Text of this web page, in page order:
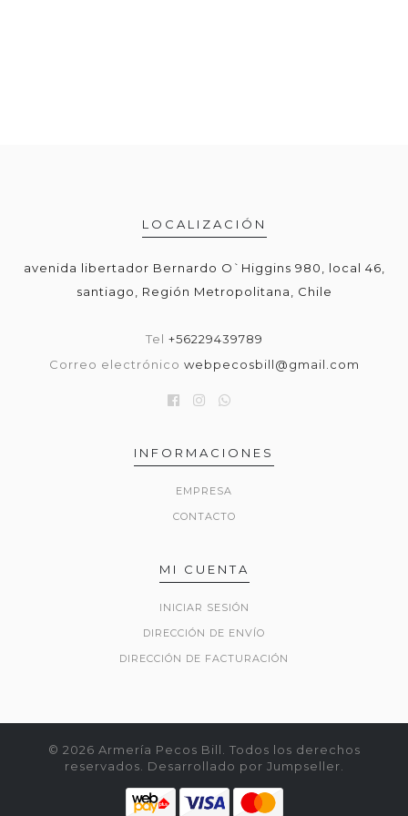
LOCALIZACIÓN
avenida libertador Bernardo O`Higgins 980, local 46,
santiago, Región Metropolitana, Chile
Tel +56229439789
Correo electrónico webpecosbill@gmail.com
INFORMACIONES
EMPRESA
CONTACTO
MI CUENTA
INICIAR SESIÓN
DIRECCIÓN DE ENVÍO
DIRECCIÓN DE FACTURACIÓN
© 2026 Armería Pecos Bill. Todos los derechos
reservados. Desarrollado por Jumpseller